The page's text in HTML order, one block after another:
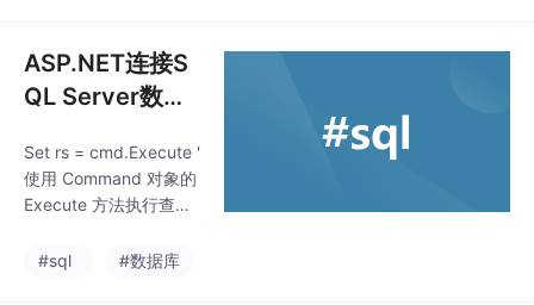
ommand 对象。cmd.C
ommandText = "SELE
CT * FROM Users" ' 设
句。确保你的数据库中
已经
ASP.NET连接S
QL Server数据
Set rs = cmd.Execute '
使用 Command 对象的
Execute 方法执行查询
象。Set cmd = Server.
#sql #数据库